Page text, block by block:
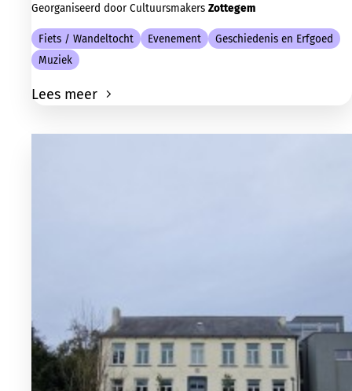
Georganiseerd door Cultuursmakers Zottegem
Fiets / Wandeltocht Evenement
Geschiedenis en Erfgoed
Muziek
Lees meer